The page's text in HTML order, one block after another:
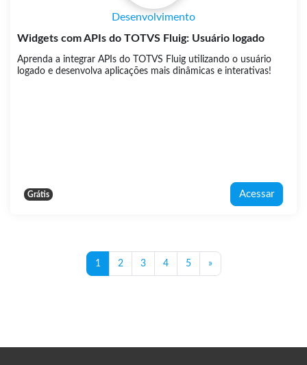
Desenvolvimento
Widgets com APIs do TOTVS Fluig: Usuário logado
Aprenda a integrar APIs do TOTVS Fluig utilizando o usuário
logado e desenvolva aplicações mais dinâmicas e interativas!
Grátis Acessar
1 Página 1
2Página 2
3Página 3
4Página 4
5Página 5
»Próxima página